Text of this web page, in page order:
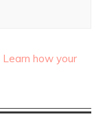
Learn how your